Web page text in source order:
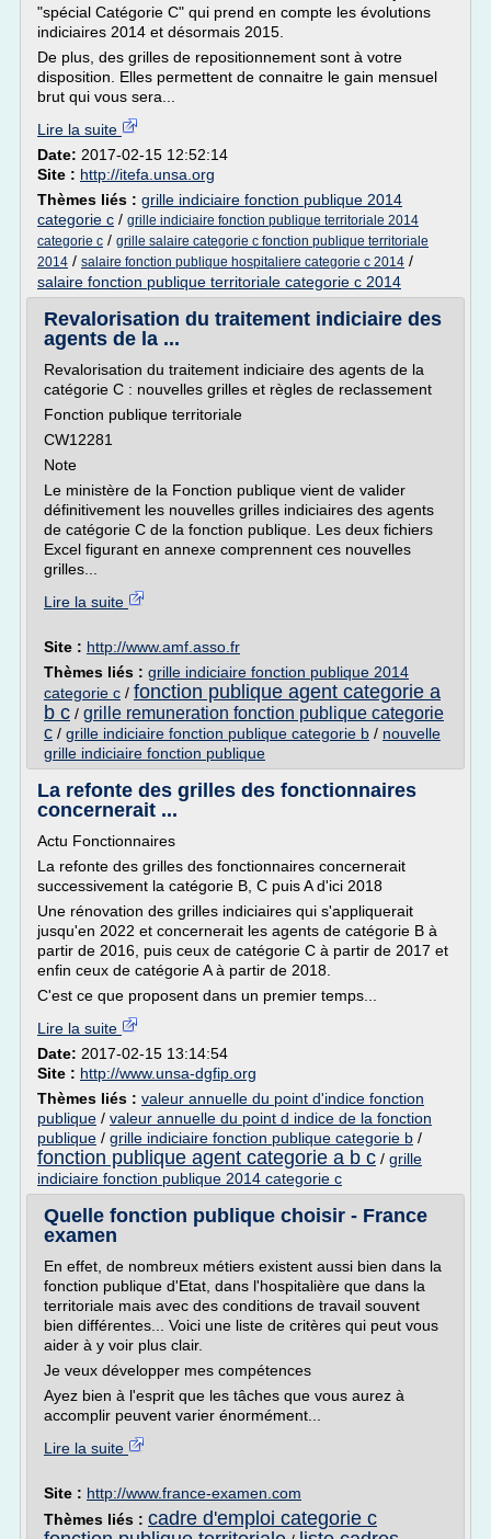
"spécial Catégorie C" qui prend en compte les évolutions
indiciaires 2014 et désormais 2015.
De plus, des grilles de repositionnement sont à votre
disposition. Elles permettent de connaitre le gain mensuel
brut qui vous sera...
Lire la suite
Date: 2017-02-15 12:52:14
Site : http://itefa.unsa.org
Thèmes liés : grille indiciaire fonction publique 2014
categorie c / grille indiciaire fonction publique territoriale 2014
categorie c / grille salaire categorie c fonction publique territoriale
2014 / salaire fonction publique hospitaliere categorie c 2014 /
salaire fonction publique territoriale categorie c 2014
Revalorisation du traitement indiciaire des
agents de la ...
Revalorisation du traitement indiciaire des agents de la
catégorie C : nouvelles grilles et règles de reclassement
Fonction publique territoriale
CW12281
Note
Le ministère de la Fonction publique vient de valider
définitivement les nouvelles grilles indiciaires des agents
de catégorie C de la fonction publique. Les deux fichiers
Excel figurant en annexe comprennent ces nouvelles
grilles...
Lire la suite
Site : http://www.amf.asso.fr
Thèmes liés : grille indiciaire fonction publique 2014
categorie c / fonction publique agent categorie a
b c / grille remuneration fonction publique categorie
c / grille indiciaire fonction publique categorie b / nouvelle
grille indiciaire fonction publique
La refonte des grilles des fonctionnaires
concernerait ...
Actu Fonctionnaires
La refonte des grilles des fonctionnaires concernerait
successivement la catégorie B, C puis A d'ici 2018
Une rénovation des grilles indiciaires qui s'appliquerait
jusqu'en 2022 et concernerait les agents de catégorie B à
partir de 2016, puis ceux de catégorie C à partir de 2017 et
enfin ceux de catégorie A à partir de 2018.
C'est ce que proposent dans un premier temps...
Lire la suite
Date: 2017-02-15 13:14:54
Site : http://www.unsa-dgfip.org
Thèmes liés : valeur annuelle du point d'indice fonction
publique / valeur annuelle du point d indice de la fonction
publique / grille indiciaire fonction publique categorie b /
fonction publique agent categorie a b c / grille
indiciaire fonction publique 2014 categorie c
Quelle fonction publique choisir - France
examen
En effet, de nombreux métiers existent aussi bien dans la
fonction publique d'Etat, dans l'hospitalière que dans la
territoriale mais avec des conditions de travail souvent
bien différentes... Voici une liste de critères qui peut vous
aider à y voir plus clair.
Je veux développer mes compétences
Ayez bien à l'esprit que les tâches que vous aurez à
accomplir peuvent varier énormément...
Lire la suite
Site : http://www.france-examen.com
Thèmes liés : cadre d'emploi categorie c